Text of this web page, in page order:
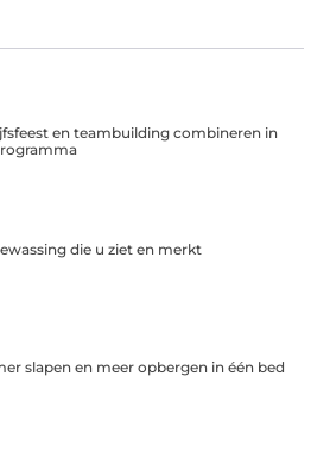
en teambuilding combineren in
die u ziet en merkt
slapen en meer opbergen in één bed